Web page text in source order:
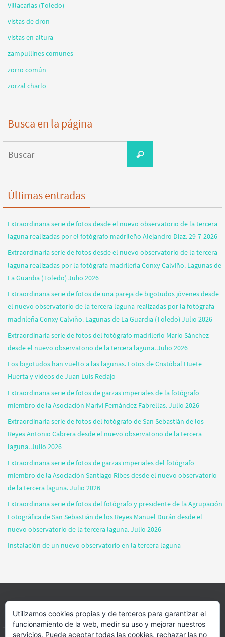
Villacañas (Toledo)
vistas de dron
vistas en altura
zampullines comunes
zorro común
zorzal charlo
Busca en la página
Buscar
Últimas entradas
Extraordinaria serie de fotos desde el nuevo observatorio de la tercera
laguna realizadas por el fotógrafo madrileño Alejandro Díaz. 29-7-2026
Extraordinaria serie de fotos desde el nuevo observatorio de la tercera
laguna realizadas por la fotógrafa madrileña Conxy Calviño. Lagunas de
La Guardia (Toledo) Julio 2026
Extraordinaria serie de fotos de una pareja de bigotudos jóvenes desde
el nuevo observatorio de la tercera laguna realizadas por la fotógrafa
madrileña Conxy Calviño. Lagunas de La Guardia (Toledo) Julio 2026
Extraordinaria serie de fotos del fotógrafo madrileño Mario Sánchez
desde el nuevo observatorio de la tercera laguna. Julio 2026
Los bigotudos han vuelto a las lagunas. Fotos de Cristóbal Huete
Huerta y vídeos de Juan Luis Redajo
Extraordinaria serie de fotos de garzas imperiales de la fotógrafo
miembro de la Asociación Mariví Fernández Fabrellas. Julio 2026
Extraordinaria serie de fotos del fotógrafo de San Sebastián de los
Reyes Antonio Cabrera desde el nuevo observatorio de la tercera
laguna. Julio 2026
Extraordinaria serie de fotos de garzas imperiales del fotógrafo
miembro de la Asociación Santiago Ribes desde el nuevo observatorio
de la tercera laguna. Julio 2026
Extraordinaria serie de fotos del fotógrafo y presidente de la Agrupación
Fotográfica de San Sebastián de los Reyes Manuel Durán desde el
nuevo observatorio de la tercera laguna. Julio 2026
Instalación de un nuevo observatorio en la tercera laguna
INICIO INFORMACIÓN ASOCIACION SUS HABITANTES
Utilizamos cookies propias y de terceros para garantizar el
funcionamiento de la web, medir su uso y mejorar nuestros
servicios. Puede aceptar todas las cookies, rechazar las no